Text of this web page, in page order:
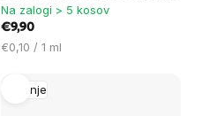
Na zalogi > 5 kosov
€9,90
Cena
enoto:
€0,10 / 1 ml
Spanje